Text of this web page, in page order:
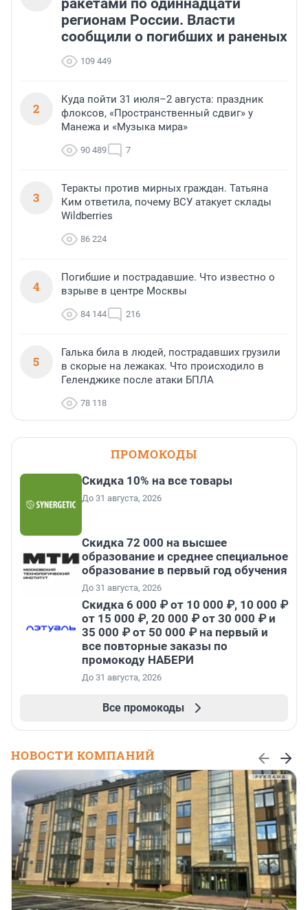
ракетами по одиннадцати
регионам России. Власти
сообщили о погибших и раненых
109 449
2
Куда пойти 31 июля–2 августа: праздник
флоксов, «Пространственный сдвиг» у
Манежа и «Музыка мира»
90 489 7
3
Теракты против мирных граждан. Татьяна
Ким ответила, почему ВСУ атакует склады
Wildberries
86 224
4
Погибшие и пострадавшие. Что известно о
взрыве в центре Москвы
84 144 216
5
Галька била в людей, пострадавших грузили
в скорые на лежаках. Что происходило в
Геленджике после атаки БПЛА
78 118
ПРОМОКОДЫ
Скидка 10% на все товары
До 31 августа, 2026
Скидка 72 000 на высшее
образование и среднее специальное
образование в первый год обучения
До 31 августа, 2026
Скидка 6 000 ₽ от 10 000 ₽, 10 000 ₽
от 15 000 ₽, 20 000 ₽ от 30 000 ₽ и
35 000 ₽ от 50 000 ₽ на первый и
все повторные заказы по
промокоду НАБЕРИ
До 31 августа, 2026
Все промокоды
НОВОСТИ КОМПАНИЙ